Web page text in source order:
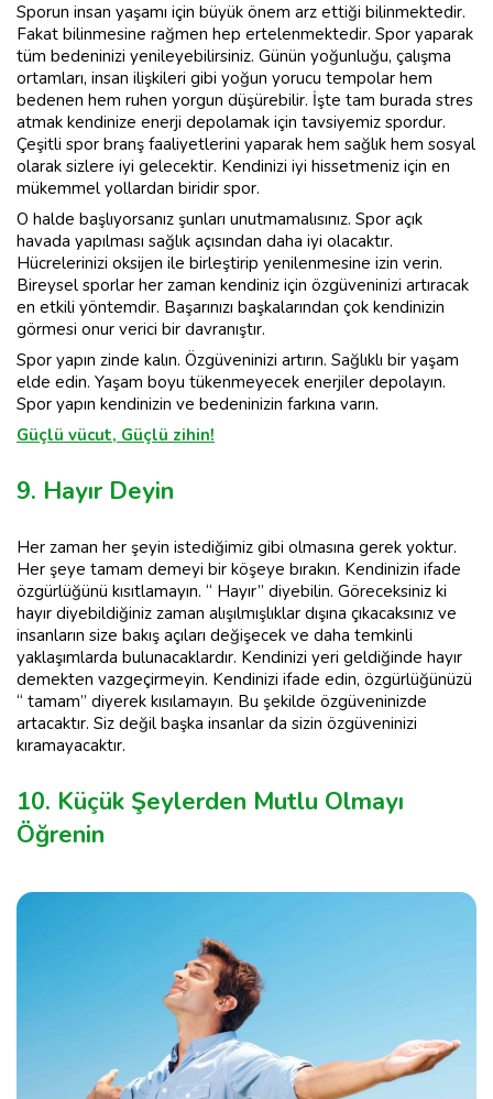
Sporun insan yaşamı için büyük önem arz ettiği bilinmektedir.
Fakat bilinmesine rağmen hep ertelenmektedir. Spor yaparak
tüm bedeninizi yenileyebilirsiniz. Günün yoğunluğu, çalışma
ortamları, insan ilişkileri gibi yoğun yorucu tempolar hem
bedenen hem ruhen yorgun düşürebilir. İşte tam burada stres
atmak kendinize enerji depolamak için tavsiyemiz spordur.
Çeşitli spor branş faaliyetlerini yaparak hem sağlık hem sosyal
olarak sizlere iyi gelecektir. Kendinizi iyi hissetmeniz için en
mükemmel yollardan biridir spor.
O halde başlıyorsanız şunları unutmamalısınız. Spor açık
havada yapılması sağlık açısından daha iyi olacaktır.
Hücrelerinizi oksijen ile birleştirip yenilenmesine izin verin.
Bireysel sporlar her zaman kendiniz için özgüveninizi artıracak
en etkili yöntemdir. Başarınızı başkalarından çok kendinizin
görmesi onur verici bir davranıştır.
Spor yapın zinde kalın. Özgüveninizi artırın. Sağlıklı bir yaşam
elde edin. Yaşam boyu tükenmeyecek enerjiler depolayın.
Spor yapın kendinizin ve bedeninizin farkına varın.
Güçlü vücut, Güçlü zihin!
9. Hayır Deyin
Her zaman her şeyin istediğimiz gibi olmasına gerek yoktur.
Her şeye tamam demeyi bir köşeye bırakın. Kendinizin ifade
özgürlüğünü kısıtlamayın. “ Hayır” diyebilin. Göreceksiniz ki
hayır diyebildiğiniz zaman alışılmışlıklar dışına çıkacaksınız ve
insanların size bakış açıları değişecek ve daha temkinli
yaklaşımlarda bulunacaklardır. Kendinizi yeri geldiğinde hayır
demekten vazgeçirmeyin. Kendinizi ifade edin, özgürlüğünüzü
“ tamam” diyerek kısılamayın. Bu şekilde özgüveninizde
artacaktır. Siz değil başka insanlar da sizin özgüveninizi
kıramayacaktır.
10. Küçük Şeylerden Mutlu Olmayı
Öğrenin